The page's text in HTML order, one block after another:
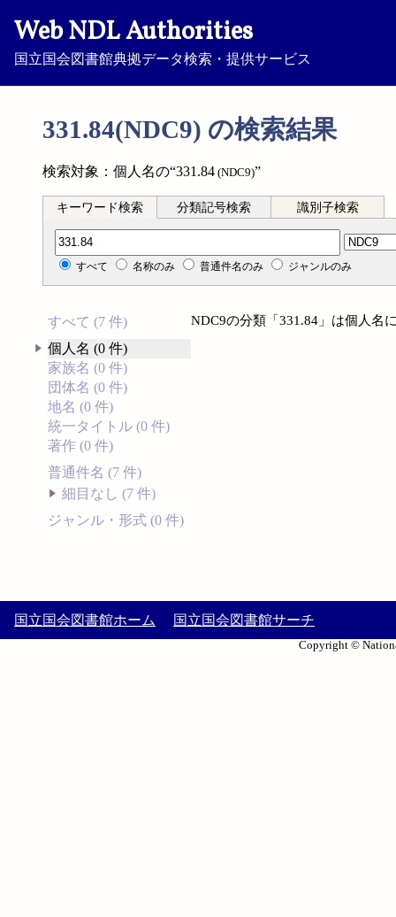
Web NDL Authorities
国立国会図書館典拠データ検索・提供サービス
331.84(NDC9) の検索結果
検索対象：個人名の“331.84 (NDC9)”
キーワード検索 分類記号検索 識別子検索
分類記号検索
すべて 名称のみ 普通件名のみ ジャンルのみ
すべて (7 件)
個人名 (0 件)
家族名 (0 件)
団体名 (0 件)
地名 (0 件)
統一タイトル (0 件)
著作 (0 件)
普通件名 (7 件)
細目なし (7 件)
ジャンル・形式 (0 件)
NDC9の分類「331.84」は個人名
国立国会図書館ホーム 国立国会図書館サーチ
Copyright ©